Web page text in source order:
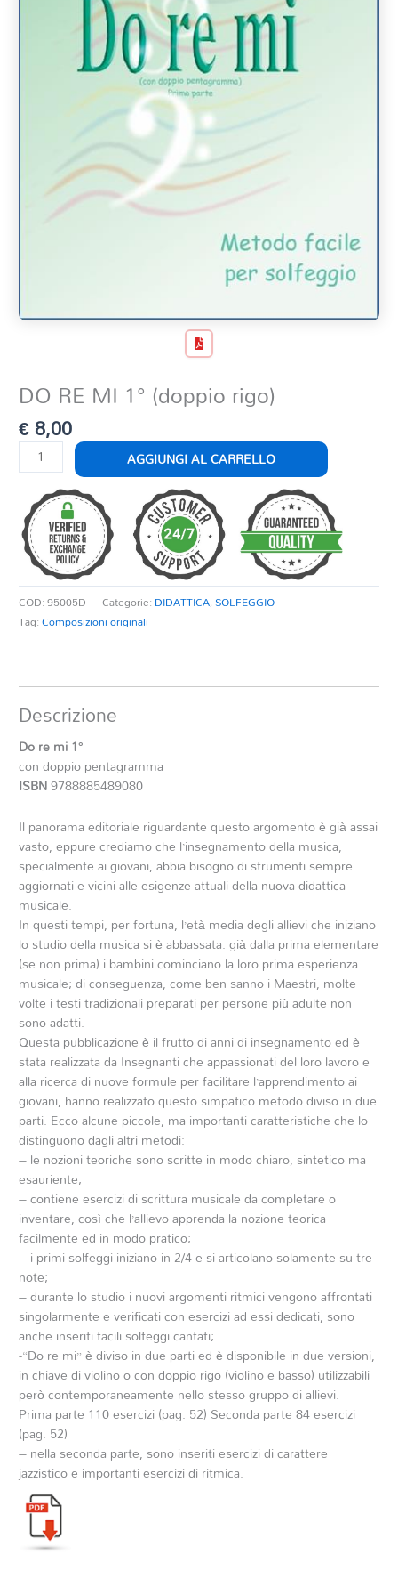
DO RE MI 1° (doppio rigo)
€8,00
DO
RE
1°
(doppio
rigo)
quantità
AGGIUNGI AL CARRELLO
COD:95005D Categorie: DIDATTICA,SOLFEGGIO
Tag:Composizioni originali
Descrizione
Do re mi 1°
con doppio pentagramma
ISBN9788885489080
Il panorama editoriale riguardante questo argomento è già assai
vasto, eppure crediamo che l’insegnamento della musica,
specialmente ai giovani, abbia bisogno di strumenti sempre
aggiornati e vicini alle esigenze attuali della nuova didattica
musicale.
In questi tempi, per fortuna, l’età media degli allievi che iniziano
lo studio della musica si è abbassata: già dalla prima elementare
(se non prima) i bambini cominciano la loro prima esperienza
musicale; di conseguenza, come ben sanno i Maestri, molte
volte i testi tradizionali preparati per persone più adulte non
sono adatti.
Questa pubblicazione è il frutto di anni di insegnamento ed è
stata realizzata da Insegnanti che appassionati del loro lavoro e
alla ricerca di nuove formule per facilitare l’apprendimento ai
giovani, hanno realizzato questo simpatico metodo diviso in due
parti. Ecco alcune piccole, ma importanti caratteristiche che lo
distinguono dagli altri metodi:
– le nozioni teoriche sono scritte in modo chiaro, sintetico ma
esauriente;
– contiene esercizi di scrittura musicale da completare o
inventare, così che l’allievo apprenda la nozione teorica
facilmente ed in modo pratico;
– i primi solfeggi iniziano in 2/4 e si articolano solamente su tre
note;
– durante lo studio i nuovi argomenti ritmici vengono affrontati
singolarmente e verificati con esercizi ad essi dedicati, sono
anche inseriti facili solfeggi cantati;
-“Do re mi” è diviso in due parti ed è disponibile in due versioni,
in chiave di violino o con doppio rigo (violino e basso) utilizzabili
però contemporaneamente nello stesso gruppo di allievi.
Prima parte 110 esercizi (pag. 52) Seconda parte 84 esercizi
(pag. 52)
– nella seconda parte, sono inseriti esercizi di carattere
jazzistico e importanti esercizi di ritmica.